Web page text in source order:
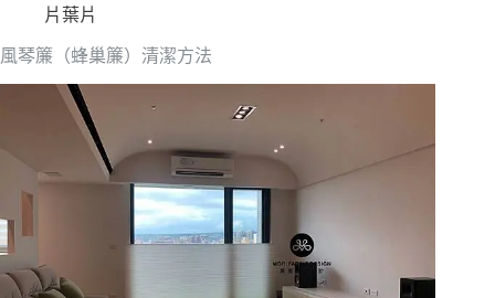
片葉片
風琴簾（蜂巢簾）清潔方法